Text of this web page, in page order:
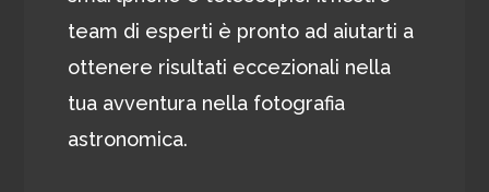
team di esperti è pronto ad aiutarti a
ottenere risultati eccezionali nella
tua avventura nella fotografia
astronomica.